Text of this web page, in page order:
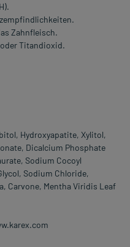
Zahnfleisch.
Titandioxid.
Hydroxyapatite, Xylitol,
Dicalcium Phosphate
Sodium Cocoyl
Sodium Chloride,
Carvone, Mentha Viridis Leaf